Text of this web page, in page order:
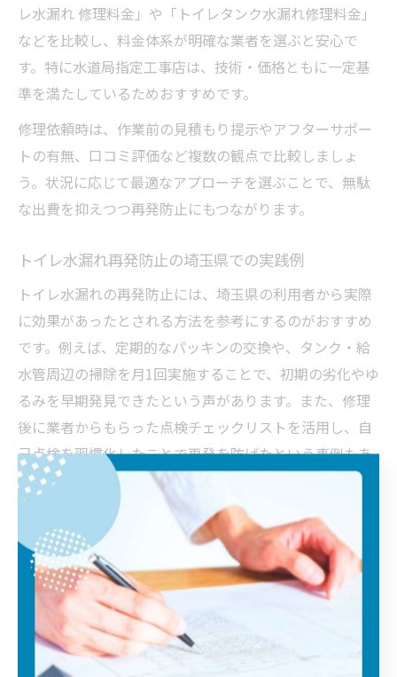
レ水漏れ 修理料金」や「トイレタンク水漏れ修理料金」
などを比較し、料金体系が明確な業者を選ぶと安心で
す。特に水道局指定工事店は、技術・価格ともに一定基
準を満たしているためおすすめです。
修理依頼時は、作業前の見積もり提示やアフターサポー
トの有無、口コミ評価など複数の観点で比較しましょ
う。状況に応じて最適なアプローチを選ぶことで、無駄
な出費を抑えつつ再発防止にもつながります。
トイレ水漏れ再発防止の埼玉県での実践例
トイレ水漏れの再発防止には、埼玉県の利用者から実際
に効果があったとされる方法を参考にするのがおすすめ
です。例えば、定期的なパッキンの交換や、タンク・給
水管周辺の掃除を月1回実施することで、初期の劣化やゆ
るみを早期発見できたという声があります。また、修理
後に業者からもらった点検チェックリストを活用し、自
己点検を習慣化したことで再発を防げたという事例もあ
ります。
さらに、埼玉県内の指定工事店に年1回の定期点検を依
頼し、プロの目で状態を確認してもらうことで、トイレ
の長寿命化と安心維持につながったという意見も多いで
す。再発防止策としては、DIY修理に加えて、プロの定期
診断やアドバイスを活用することが重要です。
注意点として、自己修理で対応可能なのは軽度な症状に